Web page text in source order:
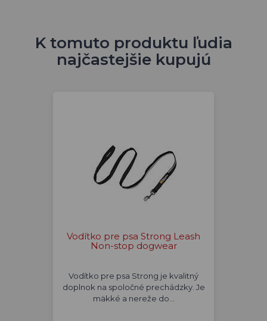
K tomuto produktu ľudia
najčastejšie kupujú
Vodítko pre psa Strong Leash
Non-stop dogwear
Vodítko pre psa Strong je kvalitný
doplnok na spoločné prechádzky. Je
mäkké a nereže do…